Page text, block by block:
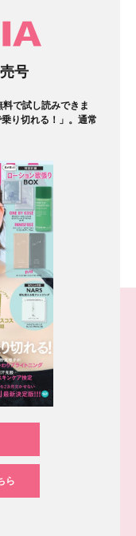
号
で試し読みできま
り切れる！」。通常
ら